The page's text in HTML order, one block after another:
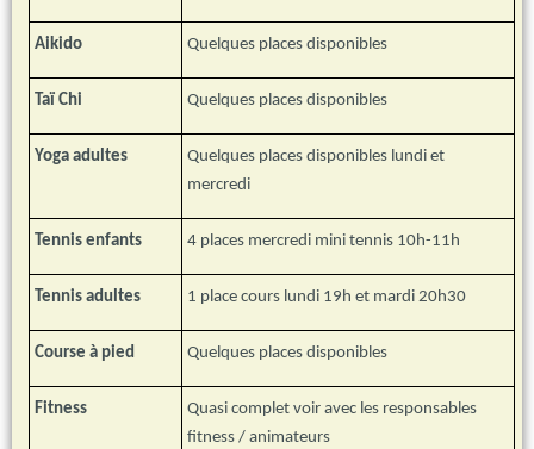
Aikido Quelques places disponibles
Taï Chi Quelques places disponibles
Yoga adultes
Quelques places disponibles lundi et
mercredi
Tennis enfants 4 places mercredi mini tennis 10h-11h
Tennis adultes 1 place cours lundi 19h et mardi 20h30
Course à pied Quelques places disponibles
Fitness
Quasi complet voir avec les responsables
fitness / animateurs